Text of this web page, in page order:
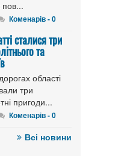
пов...
Коменарів - 0
сталися три
та
області
три
пригоди...
Коменарів - 0
Всі новини